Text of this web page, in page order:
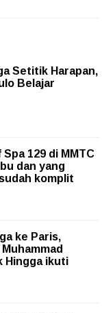
Setitik Harapan,
Belajar
129 di MMTC
dan yang
komplit
ke Paris,
Hingga ikuti